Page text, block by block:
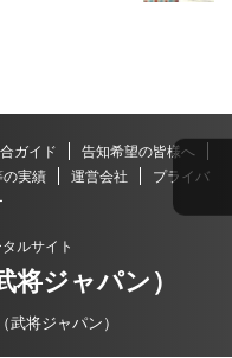
ガイド
告知希望の皆様へ
実績 運営会社
プライバ
ルサイト
将ジャパン）
将ジャパン）